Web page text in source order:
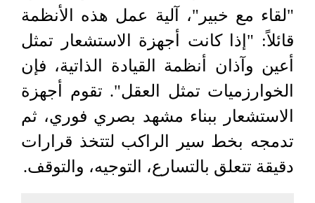
"لقاء مع خبير"، آلية عمل هذه الأنظمة
قائلاً: "إذا كانت أجهزة الاستشعار تمثل
أعين وآذان أنظمة القيادة الذاتية، فإن
الخوارزميات تمثل العقل". تقوم أجهزة
الاستشعار ببناء مشهد بصري فوري، ثم
تدمجه بخط سير الراكب لتتخذ قرارات
دقيقة تتعلق بالتسارع، التوجيه، والتوقف.